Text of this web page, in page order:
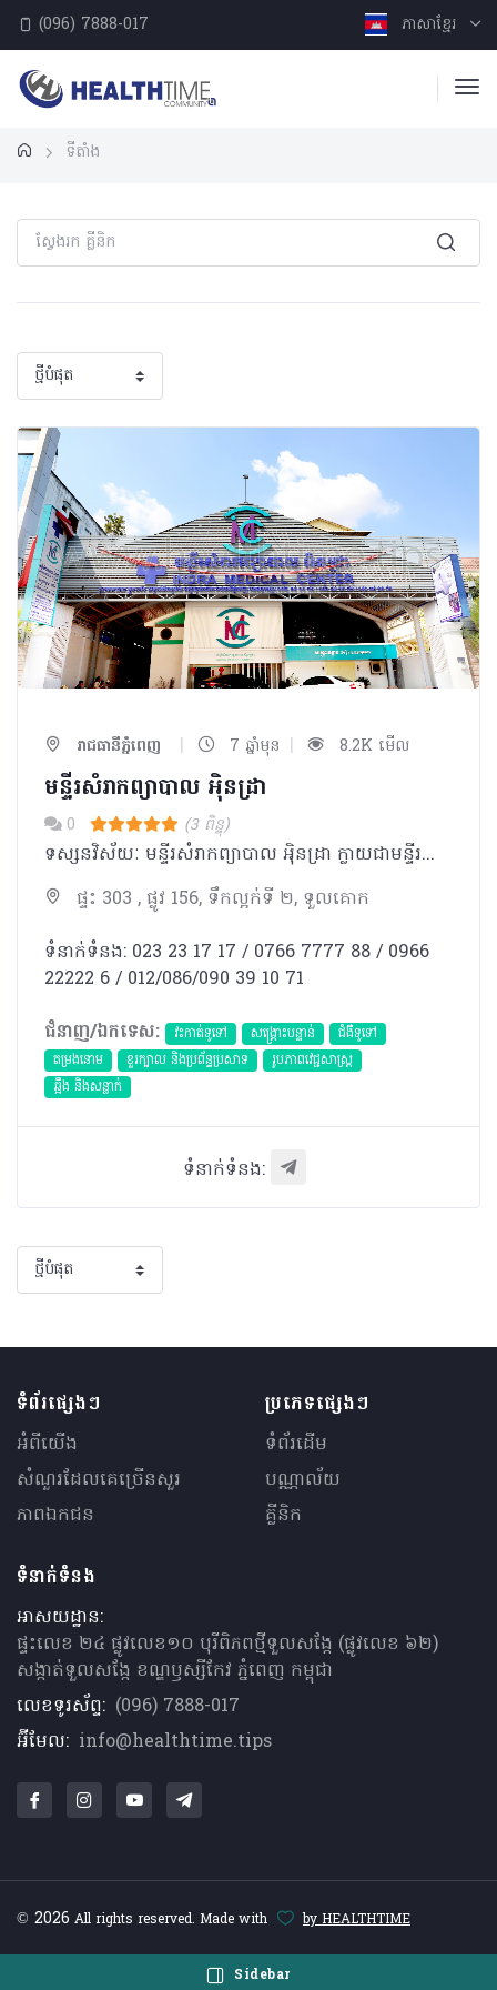
(096) 7888-017 ភាសាខ្មែរ
ទីតាំង
រាជធានីភ្នំពេញ | 7 ឆ្នាំមុន | 8.2K មើល
មន្ទីរសំរាកព្យាបាល អុិនដ្រា
0 (3 ពិន្ទុ)
ទស្សនវិស័យៈ មន្ទីរសំរាកព្យាបាល អុិនដ្រា ក្លាយជាមន្ទីរពេទ្យ ជំរើសដ៏ល្អបំផុត ប្រកបដោយទំនុកចិត្ត សំរាប់ប្រជាជនកម្ពុជា និងជនបរទេស។ បេសកកម្មៈ មន្ទីរសំរាកព្យាបាល អុិនដ្រា ខិតខំប្រឹងប្រែងដើម្បីផ្ដល់នូវ ការថែទាំនិងការព្យាបាល ដែលមានគុណភាពអន្តរជាតិ ដោយក្រុម គ្រូពេទ្យជំនាញ ជាមួយសេវាកម្មល្អឥតខ្ចោះ សម្រាប់បំពេញសេចក្តីត្រូវការរបស់អតិថិជន ។ ការប្តេជ្ញាចិត្តរបស់យើងមានដូចខាងក្រោម: - ផ្ដល់នូវសេវាវេជ្ជសាស្រ្តដែលមានគុណភាពខ្ពស់ដោយគោរពបានតាមបទដ្ឋានអន្តរជាតិ។ -ប្រកាន់ខ្ជាប់នូវតម្លៃនិងក្រមសីលធម៍ វេជ្ជសាស្ត្រ និងសិល្បៈនៃការព្យាបាល ប្រើប្រាស់នូវបច្ចេកវិទ្យាខ្ពស់បំផុត រួមជាមួយនិងឧបករណ៍វេជ្ជសាស្រ្ត ទំនើបទាន់សម័យ។ -អភិវឌ្ឍន៍ចំណេះដឹងវេជ្ជសាស្ត្របន្ថែមដោយការចូលរួមវគ្គបណ្តុះបណ្តាលវេជ្ជសាស្រ្តបន្ត និងការចូលលរួម សិក្ខាសាលា ឬសន្និសិទក្នុងតំបន់ និងអន្ដរជាតិ។ -លើកតម្កើងនិងកែលំអរគុណភាពនៃជីវិតនិងការថែទាំដល់អ្នកជំងឺរបស់យើងនៅទូទាំងប្រទេសកម្ពុជា។
ផ្ទះ 303 , ផ្លូវ 156, ទឹកល្អក់ទី ២, ទួលគោក
ទំនាក់ទំនង: 023 23 17 17 / 0766 7777 88 / 0966
22222 6 / 012/086/090 39 10 71
ជំនាញ/ឯកទេស:
វះកាត់ទូទៅ សង្គ្រោះបន្ទាន់
ជំងឺទូទៅ
តម្រងនោម
ខួរក្បាល និងប្រព័ន្ធប្រសាទ
​រូបភាពវេជ្ជសាស្រ្ត
ឆ្អឹង និងសន្លាក់
ទំនាក់ទំនង:
ទំព័រផ្សេងៗ
អំពីយើង
សំណួរ​ដែលគេ​ច្រើន​សួរ
ភាពឯកជន
ប្រភេទផ្សេងៗ
ទំព័រដើម
បណ្ណាល័យ
គ្លីនិក
ទំនាក់ទំនង
អាសយដ្ឋាន:
ផ្ទះលេខ ២៤ ផ្លូវលេខ១០ បុរីពិភពថ្មីទួលសង្កែ (ផ្លូវលេខ ៦២)
សង្កាត់ទួលសង្កែ ខណ្ឌឫស្សីកែវ ភ្នំពេញ កម្ពុជា
លេខទូរស័ព្ទ: (096) 7888-017
អ៊ីមែល: info@healthtime.tips
© 2026 All rights reserved. Made with by HEALTHTIME
Sidebar